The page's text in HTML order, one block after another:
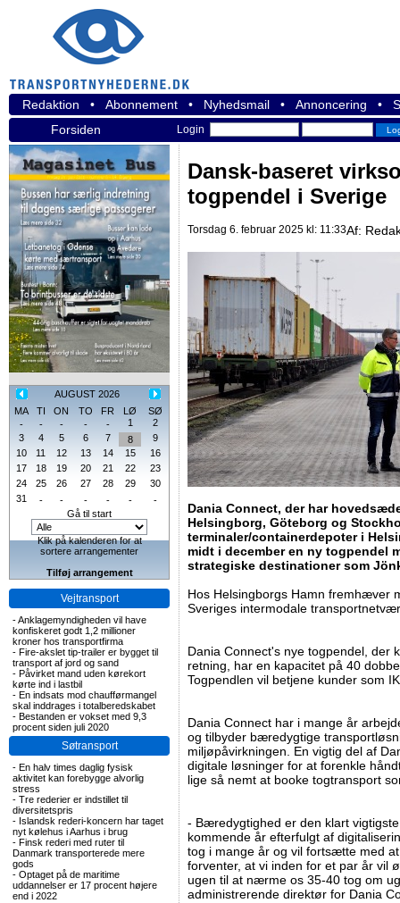
Redaktion • Abonnement • Nyhedsmail • Annoncering •
Forsiden
Login
AUGUST 2026
MA
TI ON TO FR LØ
SØ
-
- - - - 1
2
3
4 5 6 7 8
9
10
11 12 13 14 15
16
17
18 19 20 21 22
23
24
25 26 27 28 29
30
31
- - - - -
-
Gå til start
Klik på kalenderen for at
sortere arrangementer
Tilføj arrangement
Vejtransport
-Anklagemyndigheden vil have
konfiskeret godt 1,2 millioner
kroner hos transportfirma
- Fire-akslet tip-trailer er bygget til
transport af jord og sand
- Påvirket mand uden kørekort
kørte ind i lastbil
- En indsats mod chaufførmangel
skal inddrages i totalberedskabet
- Bestanden er vokset med 9,3
procent siden juli 2020
Søtransport
- En halv times daglig fysisk
aktivitet kan forebygge alvorlig
stress
- Tre rederier er indstillet til
diversitetspris
- Islandsk rederi-koncern har taget
nyt kølehus i Aarhus i brug
- Finsk rederi med ruter til
Danmark transporterede mere
gods
- Optaget på de maritime
uddannelser er 17 procent højere
end i 2022
Dansk-baseret
togpendel i Sverige
Torsdag 6. februar 2025 kl: 11:33Af:
Dania Connect, der har
Helsingborg, Göteborg og
terminaler/containerdepoter i
midt i december en ny togpendel
strategiske destinationer som
Hos Helsingborgs Hamn fremhæver
Sveriges intermodale
Dania Connect's nye togpendel, der
retning, har en kapacitet på 40
Togpendlen vil betjene kunder som
Dania Connect har i mange år
og tilbyder bæredygtige
miljøpåvirkningen. En vigtig del af
digitale løsninger for at forenkle
lige så nemt at booke togtransport
- Bæredygtighed er den klart
kommende år efterfulgt af
tog i mange år og vil fortsætte med
forventer, at vi inden for et par år vil
ugen til at nærme os 35-40 tog om
administrerende direktør for Dania